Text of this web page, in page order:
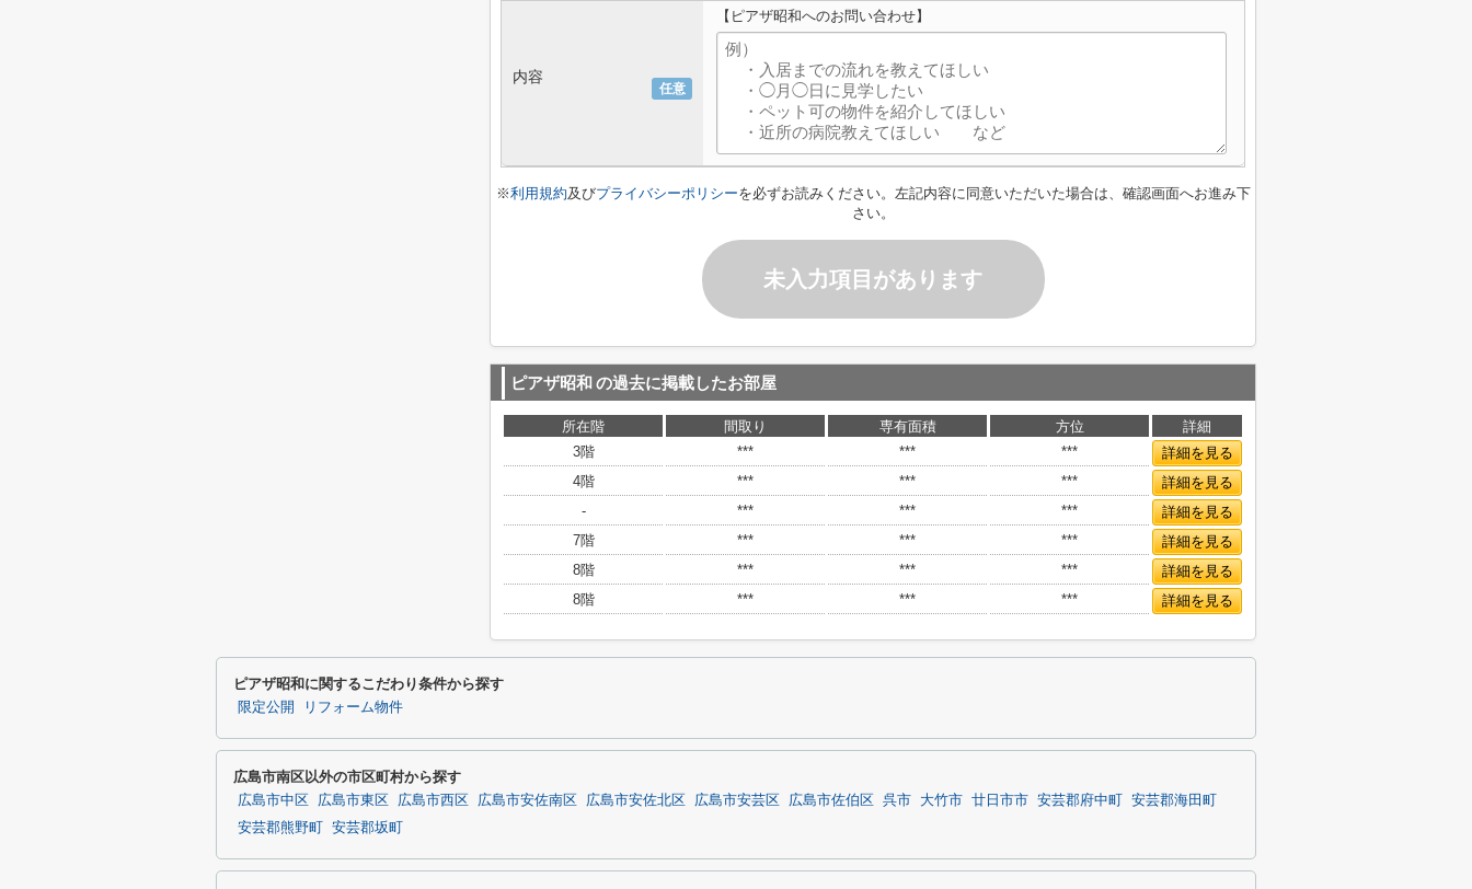
任意
内容
【ピアザ昭和へのお問い合わせ】
※利用規約及びプライバシーポリシーを必ずお読みください。左記内容に同意いただいた場合は、確認画面へお進み下
さい。
未入力項目があります
ピアザ昭和 の過去に掲載したお部屋
所在階 間取り 専有面積 方位
詳細
3階
*** *** ***
詳細を見る
4階
*** *** ***
詳細を見る
-
*** *** ***
詳細を見る
7階
*** *** ***
詳細を見る
8階
*** *** ***
詳細を見る
8階
*** *** *** 詳細を見る
ピアザ昭和に関するこだわり条件から探す
限定公開 リフォーム物件
広島市南区以外の市区町村から探す
広島市中区 広島市東区 広島市西区 広島市安佐南区 広島市安佐北区 広島市安芸区 広島市佐伯区 呉市 大竹市 廿日市市 安芸郡府中町
安芸郡海田町
安芸郡熊野町
安芸郡坂町